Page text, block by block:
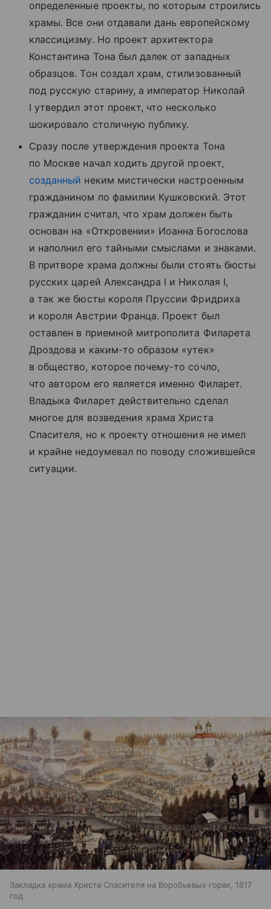
определенные проекты, по которым строились
храмы. Все они отдавали дань европейскому
классицизму. Но проект архитектора
Константина Тона был далек от западных
образцов. Тон создал храм, стилизованный
под русскую старину, а император Николай
I утвердил этот проект, что несколько
шокировало столичную публику.
Сразу после утверждения проекта Тона
по Москве начал ходить другой проект,
созданный неким мистически настроенным
гражданином по фамилии Кушковский. Этот
гражданин считал, что храм должен быть
основан на «Откровении» Иоанна Богослова
и наполнил его тайными смыслами и знаками.
В притворе храма должны были стоять бюсты
русских царей Александра I и Николая I,
а так же бюсты короля Пруссии Фридриха
и короля Австрии Франца. Проект был
оставлен в приемной митрополита Филарета
Дроздова и каким-то образом «утек»
в общество, которое почему-то сочло,
что автором его является именно Филарет.
Владыка Филарет действительно сделал
многое для возведения храма Христа
Спасителя, но к проекту отношения не имел
и крайне недоумевал по поводу сложившейся
ситуации.
Закладка храма Христа Спасителя на Воробьевых горах, 1817
год